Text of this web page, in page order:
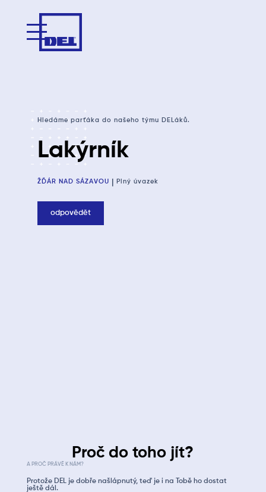
Hledáme parťáka do našeho týmu DELáků.
Lakýrník
ŽĎÁR NAD SÁZAVOU Plný úvazek
odpovědět
Proč do toho jít?
A PROČ PRÁVĚ K NÁM?
Protože DEL je dobře našlápnutý, teď je i na Tobě ho dostat
ještě dál.